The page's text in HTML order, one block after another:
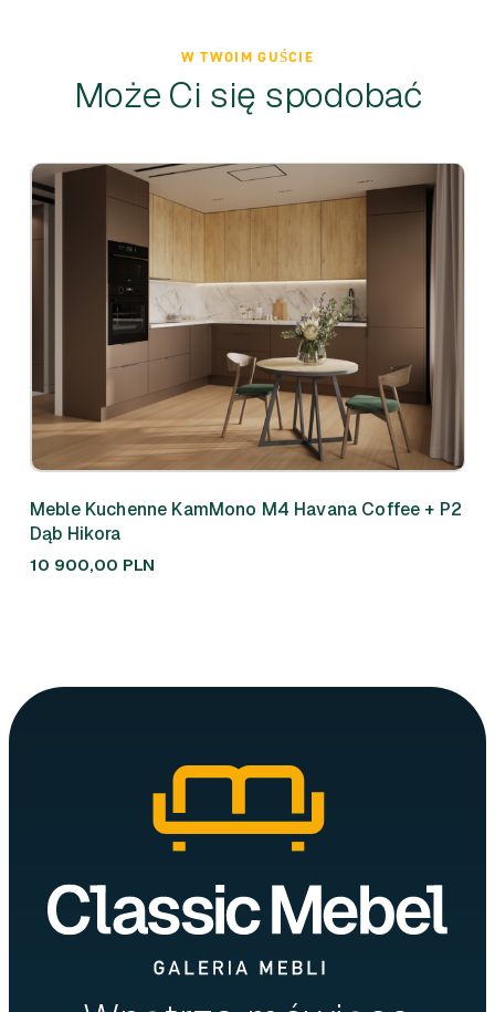
W TWOIM GUŚCIE
Może Ci się spodobać
Meble Kuchenne KamMono M4 Havana Coffee + P2
Dąb Hikora
10 900,00 PLN